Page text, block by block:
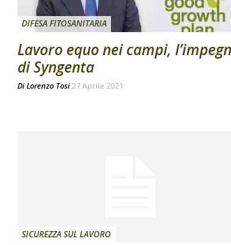
DIFESA FITOSANITARIA
Lavoro equo nei campi,
di Syngenta
Di Lorenzo Tosi 27 Aprile 2021
SICUREZZA SUL LAVORO